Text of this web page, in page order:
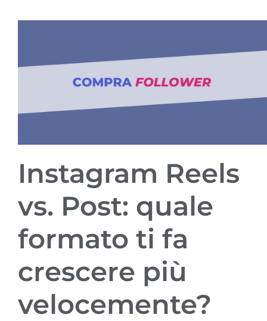
Instagram Reels
vs. Post: quale
formato ti fa
crescere più
velocemente?